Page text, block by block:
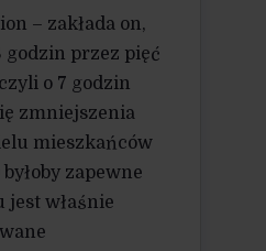
– zakłada on,
godzin przez pięć
o 7 godzin
zmniejszenia
mieszkańców
zapewne
jest właśnie